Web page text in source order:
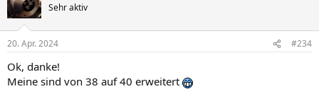
Sehr aktiv
20. Apr. 2024 #234
Ok, danke!
Meine sind von 38 auf 40 erweitert